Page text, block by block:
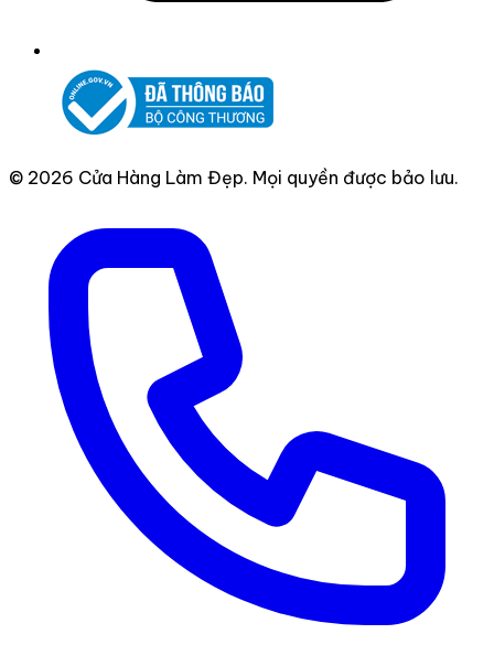
© 2026 Cửa Hàng Làm Đẹp. Mọi quyền được bảo lưu.